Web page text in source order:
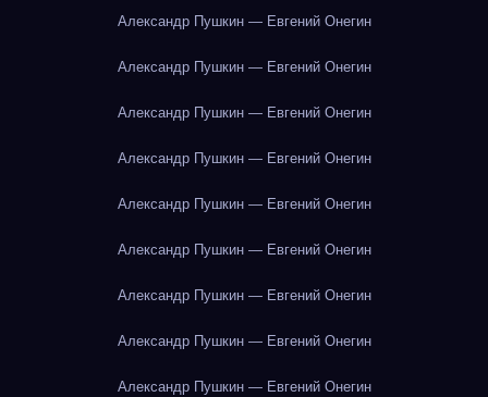
Александр Пушкин — Евгений Онегин
Александр Пушкин — Евгений Онегин
Александр Пушкин — Евгений Онегин
Александр Пушкин — Евгений Онегин
Александр Пушкин — Евгений Онегин
Александр Пушкин — Евгений Онегин
Александр Пушкин — Евгений Онегин
Александр Пушкин — Евгений Онегин
Александр Пушкин — Евгений Онегин